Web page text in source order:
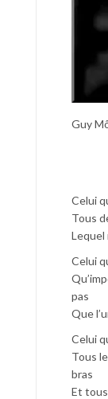
Guy
Celui
Tous
Lequel
Celui
pas
Que
Celui
Tous
bras
Et